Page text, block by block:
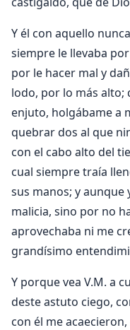
Y él con aquello
siempre le llevaba
por le hacer mal y
lodo, por lo más alto;
enjuto, holgábame a
quebrar dos al que
con el cabo alto del
cual siempre traía
sus manos; y
malicia, sino por no
aprovechaba ni me
grandísimo
Y porque vea V.M. a
deste astuto ciego,
con él me